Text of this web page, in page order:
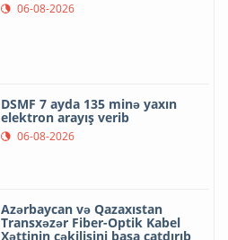
06-08-2026
DSMF 7 ayda 135 minə yaxın
elektron arayış verib
06-08-2026
Azərbaycan və Qazaxıstan
Transxəzər Fiber-Optik Kabel
Xəttinin çəkilişini başa çatdırıb